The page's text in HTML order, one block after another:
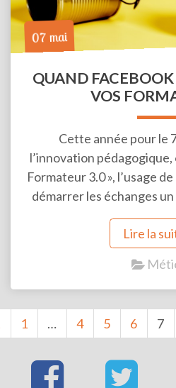
07 mai
QUAND
VOS
Cette année pour le
l’innovation pédagogique,
Formateur 3.0 », l’usage
démarrer les échanges un
Lire la
1 … 4 5 6 7